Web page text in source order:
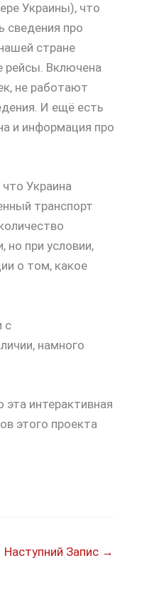
Украины), что
сведения про
стране
рейсы. Включена
не работают
И ещё есть
и информация про
Украина
транспорт
при условии,
о том, какое
с
намного
интерактивная
этого проекта
Наступний Запис →